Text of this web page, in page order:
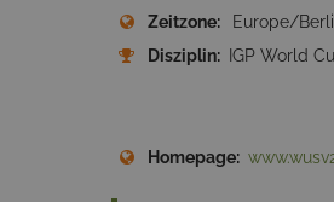
Zeitzone: Europe/
Disziplin:
IGP World
Homepage: